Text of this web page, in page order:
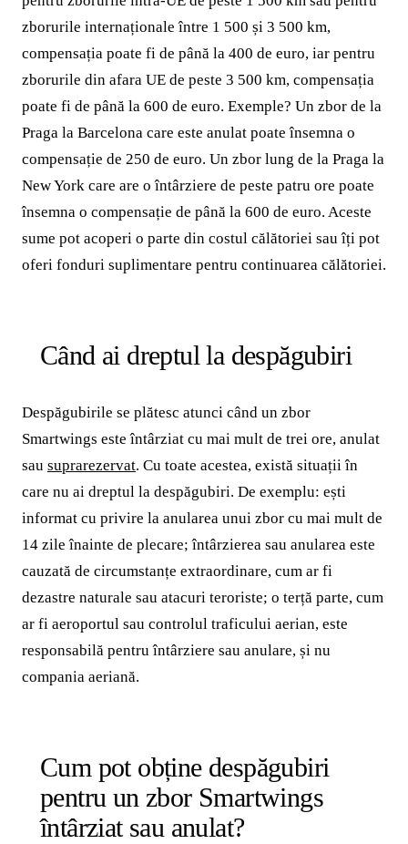
zborurile internaționale între 1 500 și 3 500 km,
compensația poate fi de până la 400 de euro, iar pentru
zborurile din afara UE de peste 3 500 km, compensația
poate fi de până la 600 de euro. Exemple? Un zbor de la
Praga la Barcelona care este anulat poate însemna o
compensație de 250 de euro. Un zbor lung de la Praga la
New York care are o întârziere de peste patru ore poate
însemna o compensație de până la 600 de euro. Aceste
sume pot acoperi o parte din costul călătoriei sau îți pot
oferi fonduri suplimentare pentru continuarea călătoriei.
Când ai dreptul la despăgubiri
Despăgubirile se plătesc atunci când un zbor
Smartwings este întârziat cu mai mult de trei ore, anulat
sau suprarezervat. Cu toate acestea, există situații în
care nu ai dreptul la despăgubiri. De exemplu: ești
informat cu privire la anularea unui zbor cu mai mult de
14 zile înainte de plecare; întârzierea sau anularea este
cauzată de circumstanțe extraordinare, cum ar fi
dezastre naturale sau atacuri teroriste; o terță parte, cum
ar fi aeroportul sau controlul traficului aerian, este
responsabilă pentru întârziere sau anulare, și nu
compania aeriană.
Cum pot obține despăgubiri
pentru un zbor Smartwings
întârziat sau anulat?